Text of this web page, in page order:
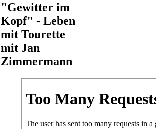
"Gewitter im
Kopf" - Leben
mit Tourette
mit Jan
Zimmermann